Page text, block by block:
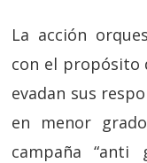
La acción
con el propósito
evadan sus
en menor
campaña “anti